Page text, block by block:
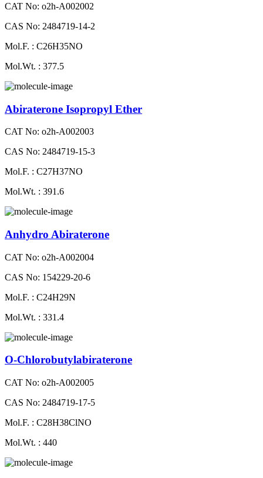
CAT No: o2h-A002002
CAS No: 2484719-14-2
Mol.F. : C26H35NO
Mol.Wt. : 377.5
Abiraterone Isopropyl Ether
CAT No: o2h-A002003
CAS No: 2484719-15-3
Mol.F. : C27H37NO
Mol.Wt. : 391.6
Anhydro Abiraterone
CAT No: o2h-A002004
CAS No: 154229-20-6
Mol.F. : C24H29N
Mol.Wt. : 331.4
O-Chlorobutylabiraterone
CAT No: o2h-A002005
CAS No: 2484719-17-5
Mol.F. : C28H38ClNO
Mol.Wt. : 440